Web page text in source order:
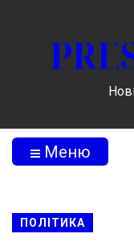
Меню
ПОЛІТИКА